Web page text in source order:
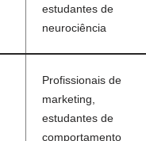
estudantes de
neurociência
Profissionais de
marketing,
estudantes de
comportamento